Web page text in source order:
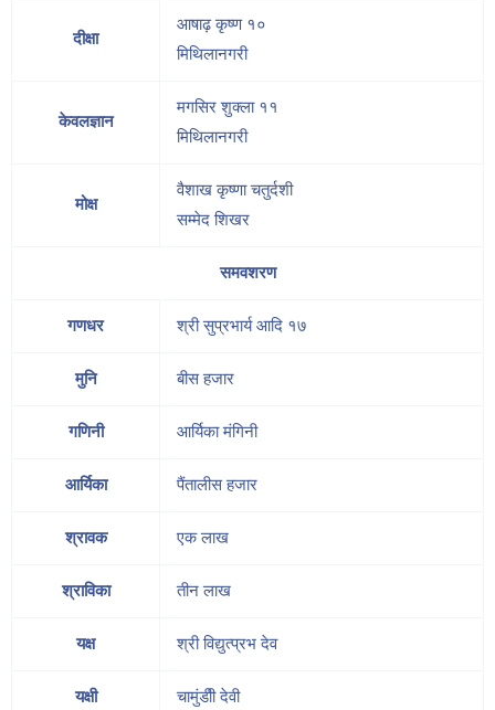
दीक्षा
आषाढ़ कृष्ण १०
मिथिलानगरी
केवलज्ञान
मगसिर शुक्ला ११
मिथिलानगरी
मोक्ष
वैशाख कृष्णा चतुर्दशी
सम्मेद शिखर
समवशरण
गणधर श्री सुप्रभार्य आदि १७
मुनि बीस हजार
गणिनी आर्यिका मंगिनी
आर्यिका पैंतालीस हजार
श्रावक एक लाख
श्राविका तीन लाख
यक्ष श्री विद्युत्प्रभ देव
यक्षी चामुंडीी देवी